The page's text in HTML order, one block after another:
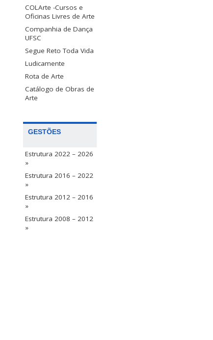
COLArte -Cursos e
Oficinas Livres de Arte
Companhia de Dança
UFSC
Segue Reto Toda Vida
Ludicamente
Rota de Arte
Catálogo de Obras de
Arte
GESTÕES
Estrutura 2022 – 2026
»
Estrutura 2016 – 2022
»
Estrutura 2012 – 2016
»
Estrutura 2008 – 2012
»